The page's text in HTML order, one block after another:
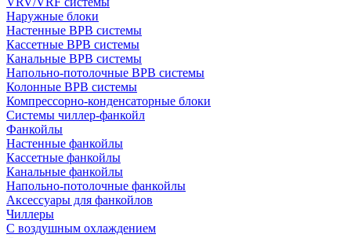
Наружные блоки
Настенные ВРВ системы
Кассетные ВРВ системы
Канальные ВРВ системы
Напольно-потолочные ВРВ системы
Колонные ВРВ системы
Компрессорно-конденсаторные блоки
Системы чиллер-фанкойл
Фанкойлы
Настенные фанкойлы
Кассетные фанкойлы
Канальные фанкойлы
Напольно-потолочные фанкойлы
Аксессуары для фанкойлов
Чиллеры
С воздушным охлаждением